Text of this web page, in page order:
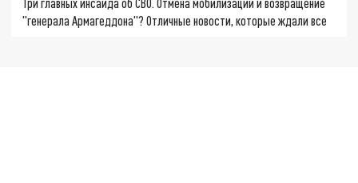
"генерала Армагеддона"? Отличные новости, которые ждали все